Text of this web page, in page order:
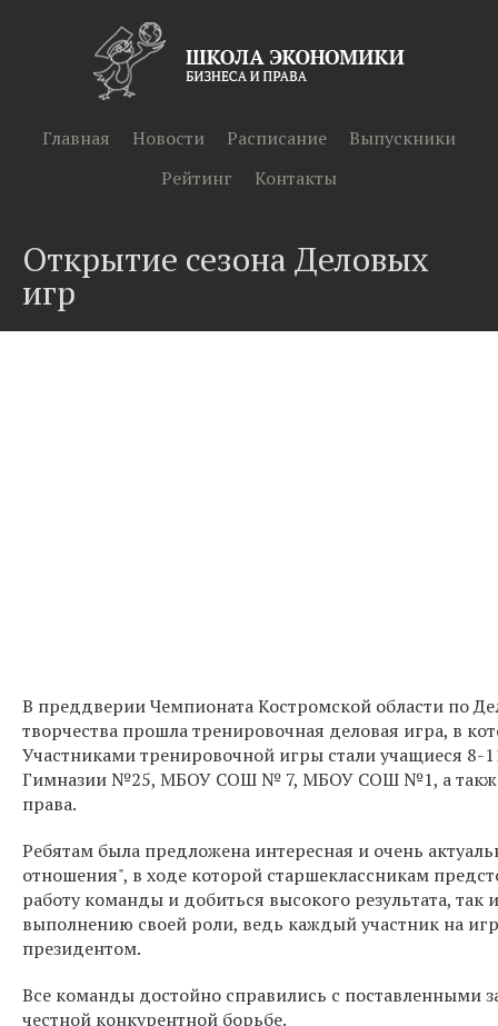
Главная Новости Расписание
Выпускники
Рейтинг
Контакты
Открытие сезона Деловых
игр
В преддверии Чемпионата Костромской области по
творчества прошла тренировочная деловая игра, в
Участниками тренировочной игры стали учащиеся
Гимназии №25, МБОУ СОШ № 7, МБОУ СОШ №1, а
права.
Ребятам была предложена интересная и очень
отношения", в ходе которой старшеклассникам
работу команды и добиться высокого результата, так
выполнению своей роли, ведь каждый участник на
президентом.
Все команды достойно справились с поставленными
честной конкурентной борьбе.